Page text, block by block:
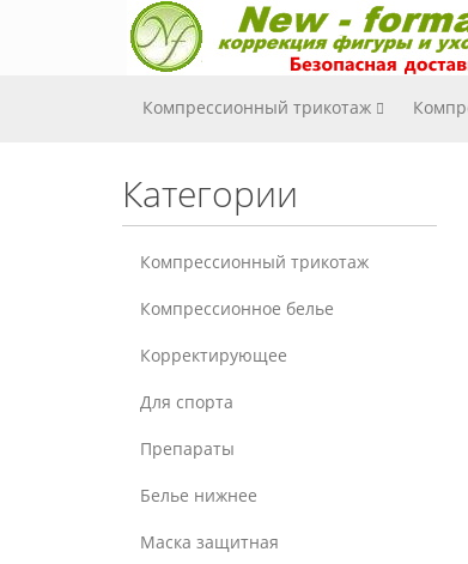
Компрессионный трикотаж
Категории
Компрессионный трикотаж
Компрессионное белье
Корректирующее
Для спорта
Препараты
Белье нижнее
Маска защитная